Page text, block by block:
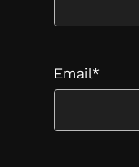
Email*